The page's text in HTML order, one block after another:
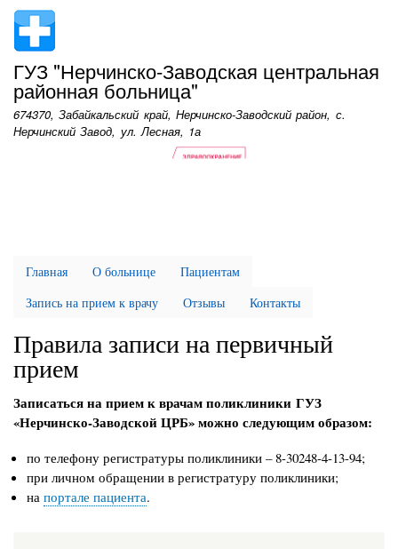
содержанию
ГУЗ "Нерчинско-Заводская центральная
районная больница"
674370, Забайкальский край, Нерчинско-Заводский район, с.
Нерчинский Завод, ул. Лесная, 1а
Главная О больнице
Пациентам
Запись на прием к врачу
Отзывы Контакты
Правила записи на первичный
прием
Записаться на прием к врачам поликлиники ГУЗ
«Нерчинско-Заводской ЦРБ» можно следующим образом:
по телефону регистратуры поликлиники – 8-30248-4-13-94;
при личном обращении в регистратуру поликлиники;
на портале пациента.